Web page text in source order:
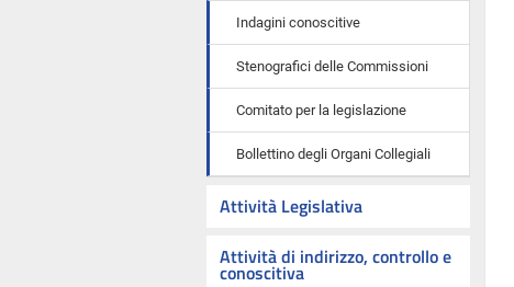
Indagini conoscitive
Stenografici delle Commissioni
Comitato per la legislazione
Bollettino degli Organi Collegiali
Attività Legislativa
Attività di indirizzo, controllo e
conoscitiva